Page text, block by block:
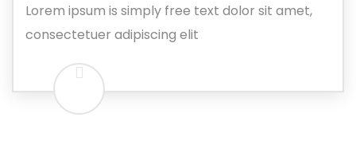
Lorem ipsum is simply free text dolor sit amet,
consectetuer adipiscing elit